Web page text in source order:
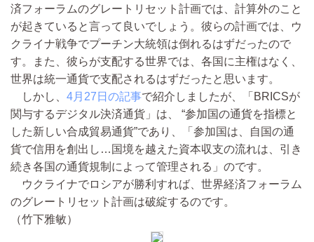
済フォーラムのグレートリセット計画では、計算外のこと
が起きていると言って良いでしょう。彼らの計画では、ウ
クライナ戦争でプーチン大統領は倒れるはずだったので
す。また、彼らが支配する世界では、各国に主権はなく、
世界は統一通貨で支配されるはずだったと思います。
しかし、 4月27日の記事で紹介しましたが、「BRICSが
関与するデジタル決済通貨」は、 “参加国の通貨を指標と
した新しい合成貿易通貨”であり、「参加国は、自国の通
貨で信用を創出し…国境を越えた資本収支の流れは、引き
続き各国の通貨規制によって管理される」のです。
ウクライナでロシアが勝利すれば、世界経済フォーラム
のグレートリセット計画は破綻するのです。
（竹下雅敏）